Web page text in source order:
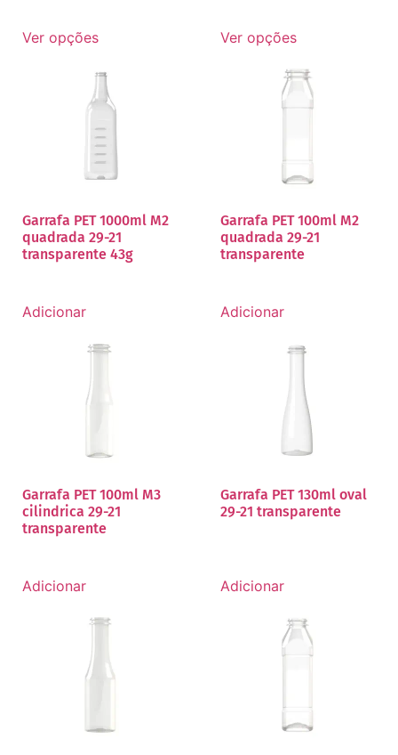
Ver opções Ver opções
Garrafa PET 1000ml M2
quadrada 29-21
transparente 43g
Adicionar
Garrafa PET 100ml M2
quadrada 29-21
transparente
Adicionar
Garrafa PET 100ml M3
cilindrica 29-21
transparente
Adicionar
Garrafa PET 130ml oval
29-21 transparente
Adicionar